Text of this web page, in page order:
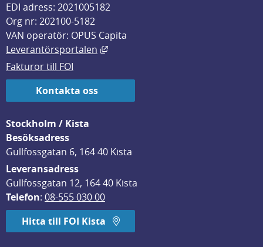
EDI adress: 2021005182
Org nr: 202100-5182
VAN operatör: OPUS Capita
Leverantörsportalen
Länk till annan webbplats, öppnas
Fakturor till FOI
Kontakta oss
Stockholm / Kista
Besöksadress
Gullfossgatan 6, 164 40 Kista
Leveransadress
Gullfossgatan 12, 164 40 Kista
Telefon: 08-555 030 00
Hitta till FOI Kista